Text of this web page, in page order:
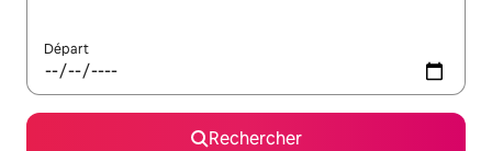
Départ
Rechercher